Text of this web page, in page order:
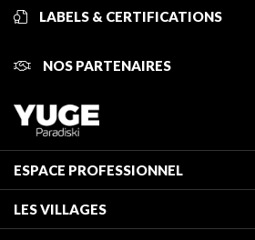
LABELS & CERTIFICATIONS
NOS PARTENAIRES
ESPACE PROFESSIONNEL
Classement des meublés
LES VILLAGES